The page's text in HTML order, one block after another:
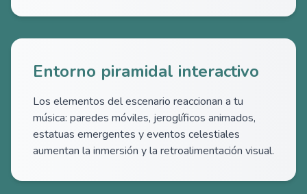
Entorno piramidal interactivo
Los elementos del escenario reaccionan a tu
música: paredes móviles, jeroglíficos animados,
estatuas emergentes y eventos celestiales
aumentan la inmersión y la retroalimentación visual.